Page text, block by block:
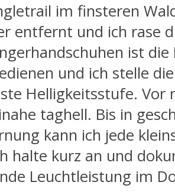
im finsteren
entfernt und ich rase
ist die
und ich stelle
Helligkeitsstufe. Vor
taghell. Bis in
kann ich jede
halte kurz an und
Leuchtleistung im